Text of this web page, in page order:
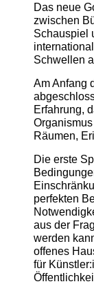
Das neue
zwischen
Schauspiel
Schwellen
Am Anfang
Erfahrung,
Räumen,
Die erste
perfekten
aus der
werden
offenes
für